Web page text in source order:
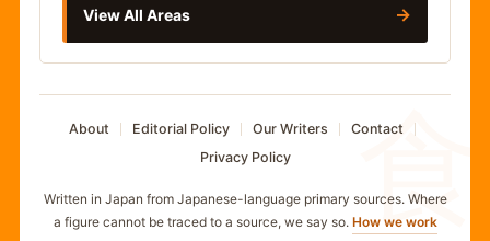
食
View All Areas →
About Editorial Policy Our Writers
Contact
Privacy Policy
Written in Japan from Japanese-language primary sources. Where
a figure cannot be traced to a source, we say so. How we work